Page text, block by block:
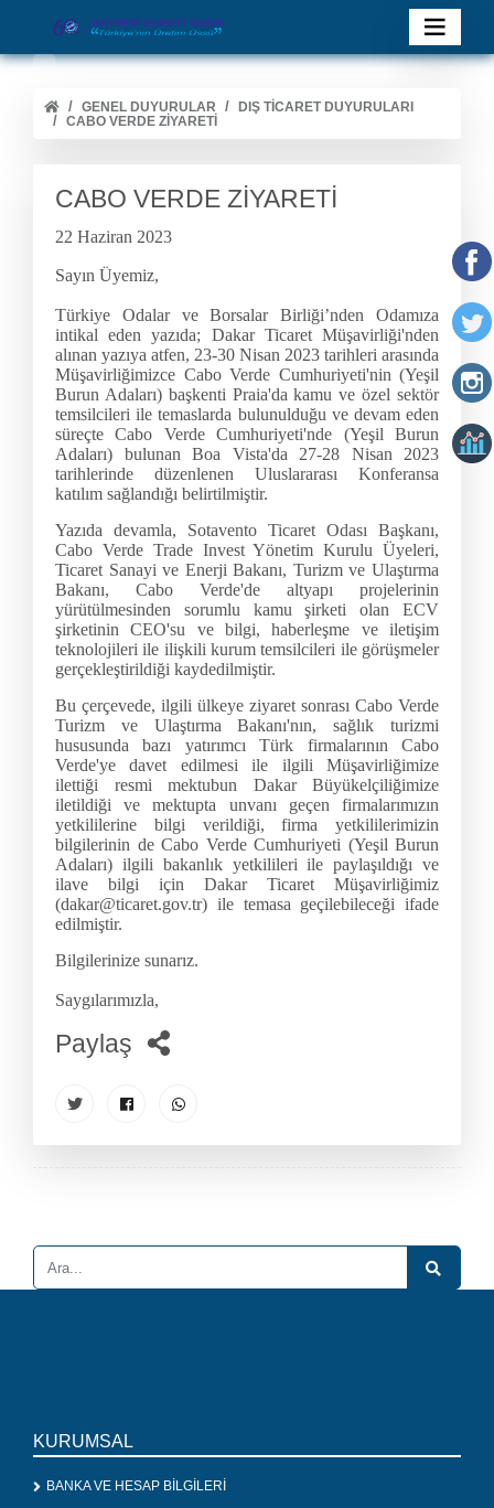
GENEL DUYURULAR
DIŞ TİCARET DUYURULARI
CABO VERDE ZİYARETİ
CABO VERDE ZİYARETİ
22 Haziran 2023
Sayın Üyemiz,
Türkiye Odalar ve Borsalar Birliği’nden Odamıza
intikal eden yazıda; Dakar Ticaret Müşavirliği'nden
alınan yazıya atfen, 23-30 Nisan 2023 tarihleri arasında
Müşavirliğimizce Cabo Verde Cumhuriyeti'nin (Yeşil
Burun Adaları) başkenti Praia'da kamu ve özel sektör
temsilcileri ile temaslarda bulunulduğu ve devam eden
süreçte Cabo Verde Cumhuriyeti'nde (Yeşil Burun
Adaları) bulunan Boa Vista'da 27-28 Nisan 2023
tarihlerinde düzenlenen Uluslararası Konferansa
katılım sağlandığı belirtilmiştir.
Yazıda devamla, Sotavento Ticaret Odası Başkanı,
Cabo Verde Trade Invest Yönetim Kurulu Üyeleri,
Ticaret Sanayi ve Enerji Bakanı, Turizm ve Ulaştırma
Bakanı, Cabo Verde'de altyapı projelerinin
yürütülmesinden sorumlu kamu şirketi olan ECV
şirketinin CEO'su ve bilgi, haberleşme ve iletişim
teknolojileri ile ilişkili kurum temsilcileri ile görüşmeler
gerçekleştirildiği kaydedilmiştir.
Bu çerçevede, ilgili ülkeye ziyaret sonrası Cabo Verde
Turizm ve Ulaştırma Bakanı'nın, sağlık turizmi
hususunda bazı yatırımcı Türk firmalarının Cabo
Verde'ye davet edilmesi ile ilgili Müşavirliğimize
ilettiği resmi mektubun Dakar Büyükelçiliğimize
iletildiği ve mektupta unvanı geçen firmalarımızın
yetkililerine bilgi verildiği, firma yetkililerimizin
bilgilerinin de Cabo Verde Cumhuriyeti (Yeşil Burun
Adaları) ilgili bakanlık yetkilileri ile paylaşıldığı ve
ilave bilgi için Dakar Ticaret Müşavirliğimiz
(dakar@ticaret.gov.tr) ile temasa geçilebileceği ifade
edilmiştir.
Bilgilerinize sunarız.
Saygılarımızla,
Paylaş
KURUMSAL
BANKA VE HESAP BİLGİLERİ